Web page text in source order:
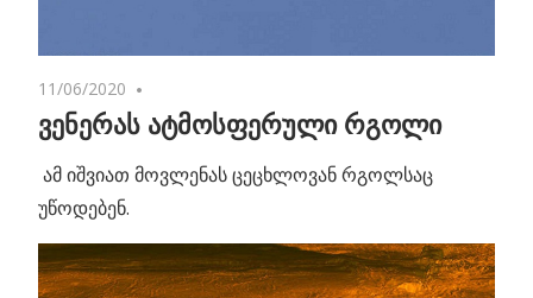
11/06/2020
ვენერას ატმოსფერული რგოლი
ამ იშვიათ მოვლენას ცეცხლოვან რგოლსაც
უწოდებენ.